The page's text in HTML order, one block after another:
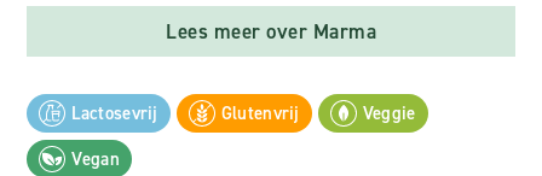
Lees meer over Marma
Lactosevrij Glutenvrij
Veggie
Vegan